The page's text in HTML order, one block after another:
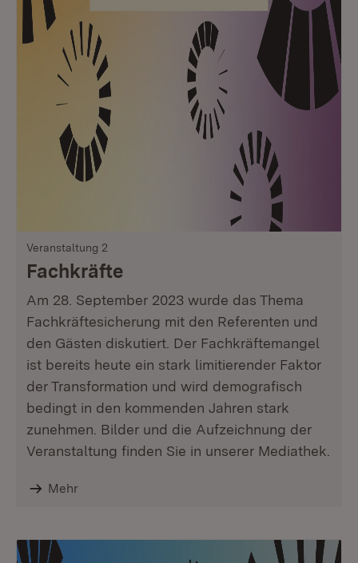
Veranstaltung 2
Fachkräfte
Am 28. September 2023 wurde das Thema
Fachkräftesicherung mit den Referenten und
den Gästen diskutiert. Der Fachkräftemangel
ist bereits heute ein stark limitierender Faktor
der Transformation und wird demografisch
bedingt in den kommenden Jahren stark
zunehmen. Bilder und die Aufzeichnung der
Veranstaltung finden Sie in unserer Mediathek.
Mehr